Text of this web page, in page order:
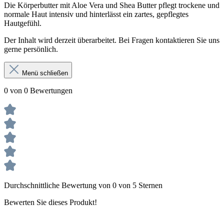
Die Körperbutter mit Aloe Vera und Shea Butter pflegt trockene und
normale Haut intensiv und hinterlässt ein zartes, gepflegtes
Hautgefühl.
Der Inhalt wird derzeit überarbeitet. Bei Fragen kontaktieren Sie uns
gerne persönlich.
Menü schließen
0 von 0 Bewertungen
Durchschnittliche Bewertung von 0 von 5 Sternen
Bewerten Sie dieses Produkt!